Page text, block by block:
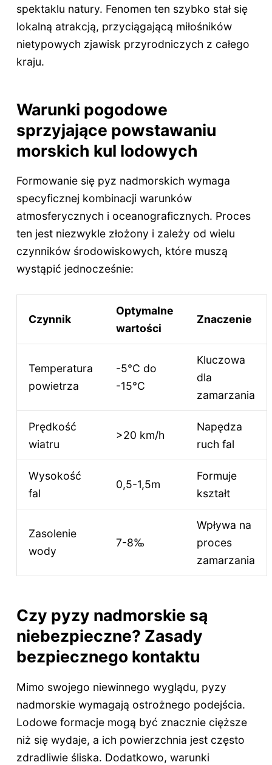
spektaklu natury. Fenomen ten szybko stał się
lokalną atrakcją, przyciągającą miłośników
nietypowych zjawisk przyrodniczych z całego
kraju.
Warunki pogodowe
sprzyjające powstawaniu
morskich kul lodowych
Formowanie się pyz nadmorskich wymaga
specyficznej kombinacji warunków
atmosferycznych i oceanograficznych. Proces
ten jest niezwykle złożony i zależy od wielu
czynników środowiskowych, które muszą
wystąpić jednocześnie:
Czynnik
Optymalne
wartości
Znaczenie
Temperatura
powietrza
-5°C do
-15°C
Kluczowa
dla
zamarzania
Prędkość
wiatru
>20 km/h
Napędza
ruch fal
Wysokość
fal
0,5-1,5m
Formuje
kształt
Zasolenie
wody
7-8‰
Wpływa na
proces
zamarzania
Czy pyzy nadmorskie są
niebezpieczne? Zasady
bezpiecznego kontaktu
Mimo swojego niewinnego wyglądu, pyzy
nadmorskie wymagają ostrożnego podejścia.
Lodowe formacje mogą być znacznie cięższe
niż się wydaje, a ich powierzchnia jest często
zdradliwie śliska. Dodatkowo, warunki